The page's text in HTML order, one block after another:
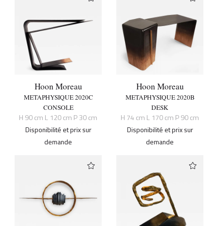
Hoon Moreau
METAPHYSIQUE 2020C
CONSOLE
H 90 cm L 120 cm P 30 cm
Disponibilité et prix sur
demande
Hoon Moreau
METAPHYSIQUE 2020B
DESK
H 74 cm L 170 cm P 90 cm
Disponibilité et prix sur
demande